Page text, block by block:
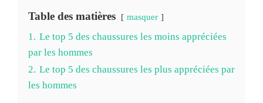
Table des matières masquer
1. Le top 5 des chaussures les moins appréciées
par les hommes
2. Le top 5 des chaussures les plus appréciées par
les hommes